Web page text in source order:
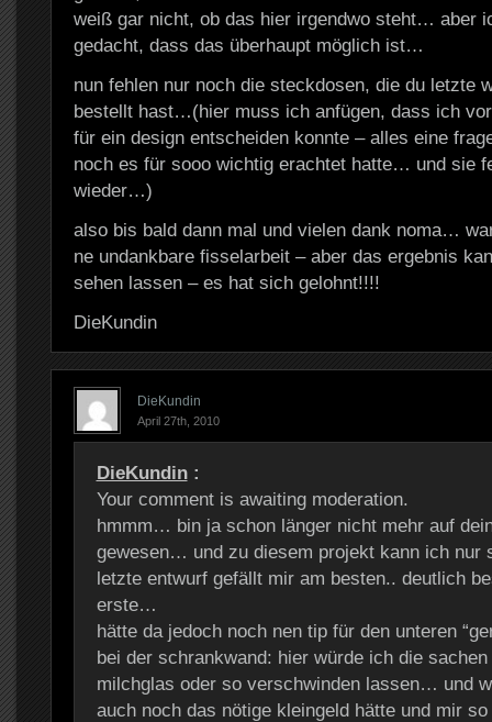
weiß gar nicht, ob das hier irgendwo steht… aber
gedacht, dass das überhaupt möglich ist…
nun fehlen nur noch die steckdosen, die du letzte
bestellt hast…(hier muss ich anfügen, dass ich
für ein design entscheiden konnte – alles eine
noch es für sooo wichtig erachtet hatte… und sie
wieder…)
also bis bald dann mal und vielen dank noma…
ne undankbare fisselarbeit – aber das ergebnis
sehen lassen – es hat sich gelohnt!!!!
DieKundin
DieKundin
April 27th, 2010
DieKundin:
Your comment is awaiting moderation.
hmmm… bin ja schon länger nicht mehr auf
gewesen… und zu diesem projekt kann ich nur
letzte entwurf gefällt mir am besten.. deutlich
erste…
hätte da jedoch noch nen tip für den unteren
bei der schrankwand: hier würde ich die sachen
milchglas oder so verschwinden lassen… und
auch noch das nötige kleingeld hätte und mir so